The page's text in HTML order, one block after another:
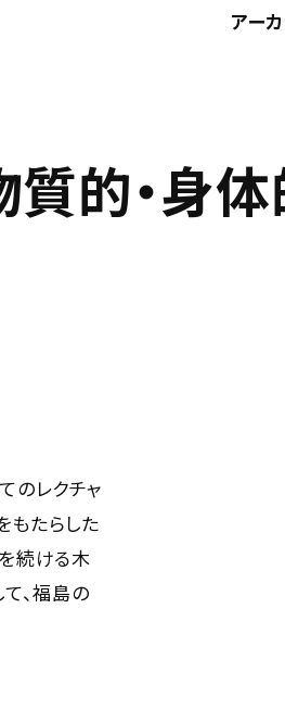
アー
的・身体
のレクチャ
もたらした
続ける木
、福島の